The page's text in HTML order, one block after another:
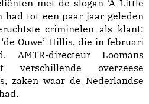
met de slogan ‘A Little
had tot een paar jaar geleden
criminelen als klant:
Ouwe’ Hillis, die in februari
AMTR-directeur Loomans
overzeese
zaken waar de Nederlandse